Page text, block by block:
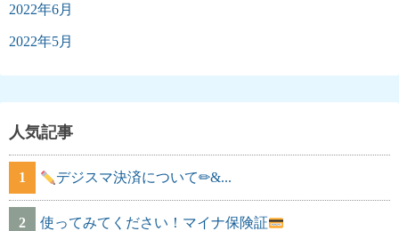
2022年6月
2022年5月
人気記事
1 デジスマ決済について✏&...
2 使ってみてください！マイナ保険証